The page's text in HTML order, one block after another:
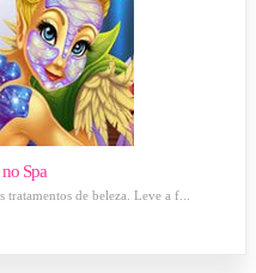
Spa
de beleza. Leve a f...